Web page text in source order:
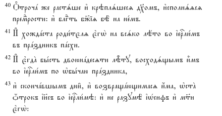
40 Nтрочa же растsше и3 крэплsшесz д¦омъ, и3сполнszсz
премdрости: и3 блгdть б9іz бЁ на не1мъ.
41 И# хождaста роди1тєлz є3гw2 на всsко лёто во їеrли1мъ
въ прaздникъ пaсхи.
42 И# є3гдA бы1сть двоюнaдесzти лBту, восходsщымъ и5мъ
во їеrли1мъ по њбы1чаю прaздника,
43 и3 скончaвшымъ дни6, и3 возвращaющимасz и4ма, њстA
џтрокъ ї}съ во їеrли1мэ: и3 не разумЁ їHсифъ и3 м™и
є3гw2: